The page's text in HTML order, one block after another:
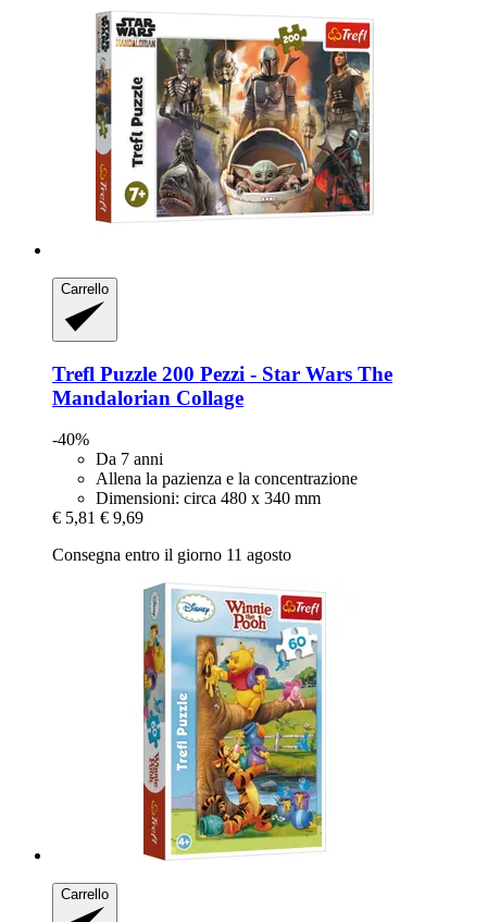
Carrello
Trefl Puzzle 200 Pezzi -​ Star Wars The
Mandalorian Collage
-40%
Da 7 anni
Allena la pazienza e la concentrazione
Dimensioni: circa 480 x 340 mm
€ 5,81 € 9,69
Consegna entro il giorno 11 agosto
Carrello